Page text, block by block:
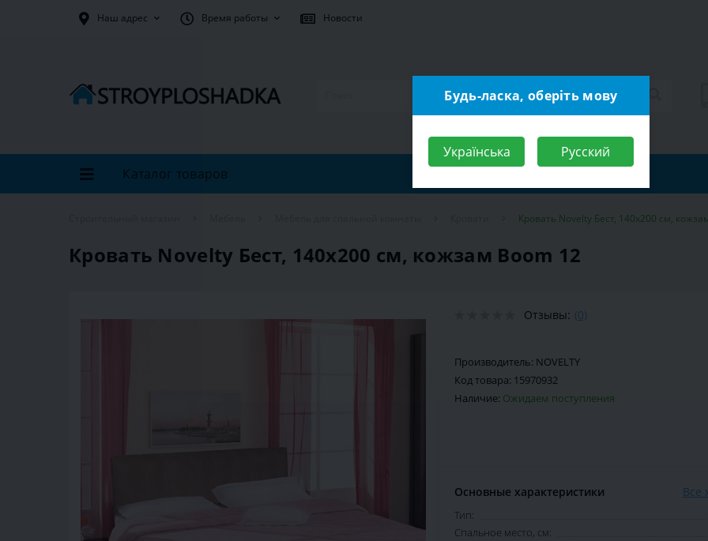
Наш адрес Время работы Новости
Каталог товаров
Кровать Novelty Бест, 140х200 см,
Кровать Novelty Бест, 140х200 см, кожзам Boom 12
Отзывы: (0)
Производитель: NOVELTY
Код товара: 15970932
Наличие: Ожидаем поступления
Основные характеристики Все
Тип:
Спальное место, см:
Будь-ласка, оберіть мову
Українська Русский